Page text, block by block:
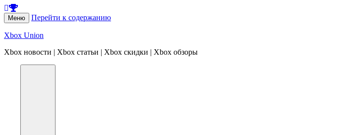
Меню Перейти к содержанию
Xbox Union
Xbox новости | Xbox статьи | Xbox скидки | Xbox обзоры